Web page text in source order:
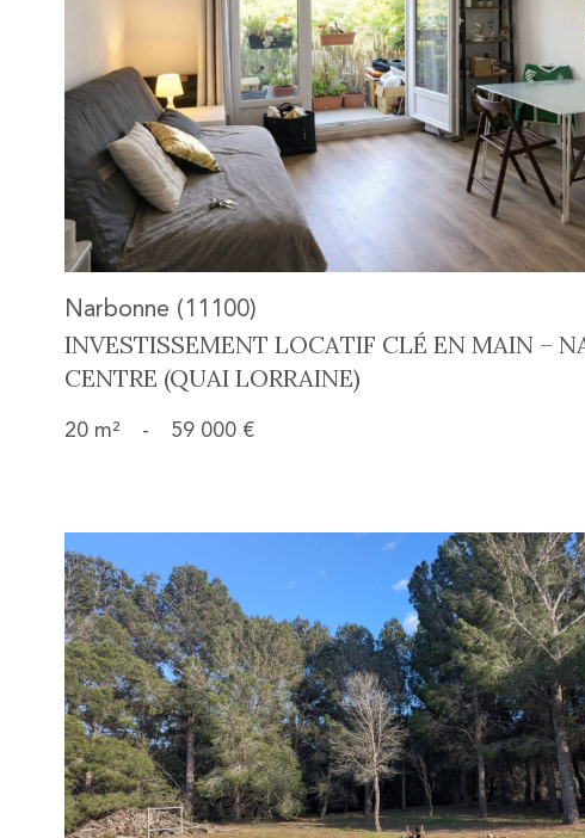
voir le
bien
Narbonne (11100)
INVESTISSEMENT LOCATIF CLÉ EN MAIN –
CENTRE (QUAI LORRAINE)
20 m² - 59 000 €
voir le
bien